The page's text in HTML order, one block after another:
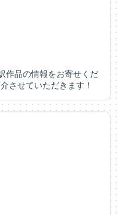
作品の情報をお寄せくだ
させていただきます！